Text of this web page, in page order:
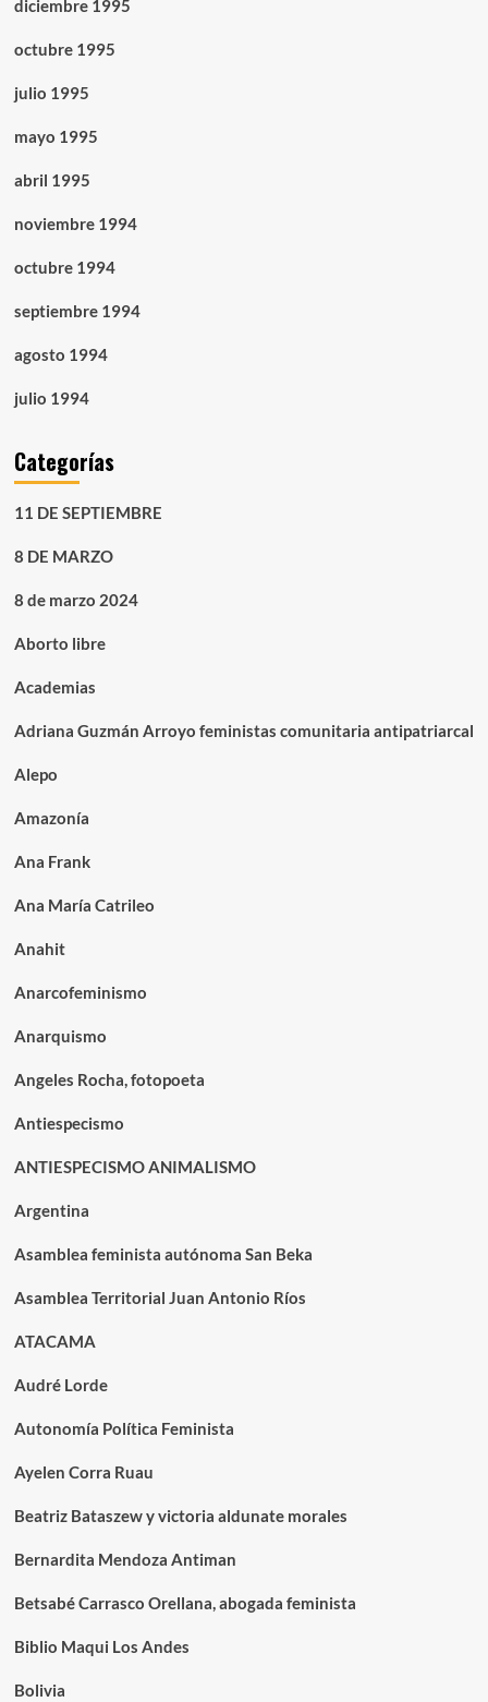
diciembre 1995
octubre 1995
julio 1995
mayo 1995
abril 1995
noviembre 1994
octubre 1994
septiembre 1994
agosto 1994
julio 1994
Categorías
11 DE SEPTIEMBRE
8 DE MARZO
8 de marzo 2024
Aborto libre
Academias
Adriana Guzmán Arroyo feministas comunitaria antipatriarcal
Alepo
Amazonía
Ana Frank
Ana María Catrileo
Anahit
Anarcofeminismo
Anarquismo
Angeles Rocha, fotopoeta
Antiespecismo
ANTIESPECISMO ANIMALISMO
Argentina
Asamblea feminista autónoma San Beka
Asamblea Territorial Juan Antonio Ríos
ATACAMA
Audré Lorde
Autonomía Política Feminista
Ayelen Corra Ruau
Beatriz Bataszew y victoria aldunate morales
Bernardita Mendoza Antiman
Betsabé Carrasco Orellana, abogada feminista
Biblio Maqui Los Andes
Bolivia